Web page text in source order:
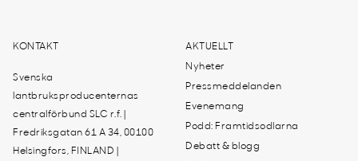
KONTAKT
Svenska
lantbruksproducenternas
centralförbund SLC r.f. |
Fredriksgatan 61 A 34, 00100
Helsingfors, FINLAND |
AKTUELLT
Nyheter
Pressmeddelanden
Evenemang
Podd: Framtidsodlarna
Debatt & blogg